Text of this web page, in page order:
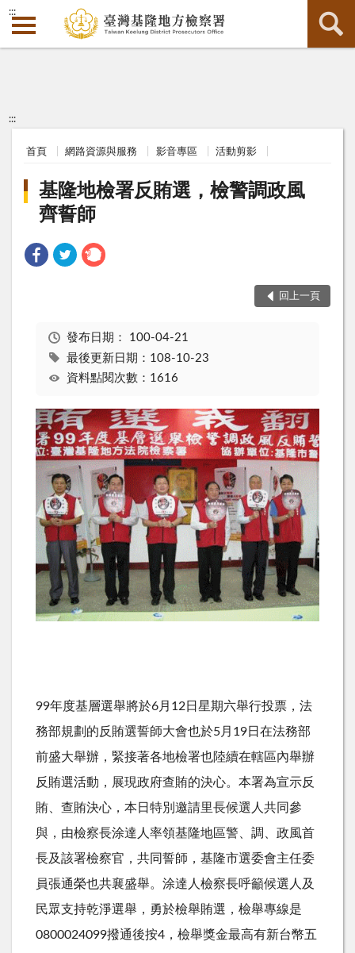
:::
:::
首頁 網路資源與服務 影音專區 活動剪影
基隆地檢署反賄選，檢警調政風
齊誓師
回上一頁
發布日期： 100-04-21
最後更新日期：108-10-23
資料點閱次數：1616
99年度基層選舉將於6月12日星期六舉行投票，法
務部規劃的反賄選誓師大會也於5月19日在法務部
前盛大舉辦，緊接著各地檢署也陸續在轄區內舉辦
反賄選活動，展現政府查賄的決心。本署為宣示反
賄、查賄決心，本日特別邀請里長候選人共同參
與，由檢察長涂達人率領基隆地區警、調、政風首
長及該署檢察官，共同誓師，基隆市選委會主任委
員張通榮也共襄盛舉。涂達人檢察長呼籲候選人及
民眾支持乾淨選舉，勇於檢舉賄選，檢舉專線是
0800024099撥通後按4，檢舉獎金最高有新台幣五